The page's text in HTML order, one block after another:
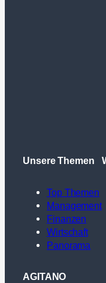
Unsere Themen
Top Themen
Management
Finanzen
Wirtschaft
Panorama
AGITANO